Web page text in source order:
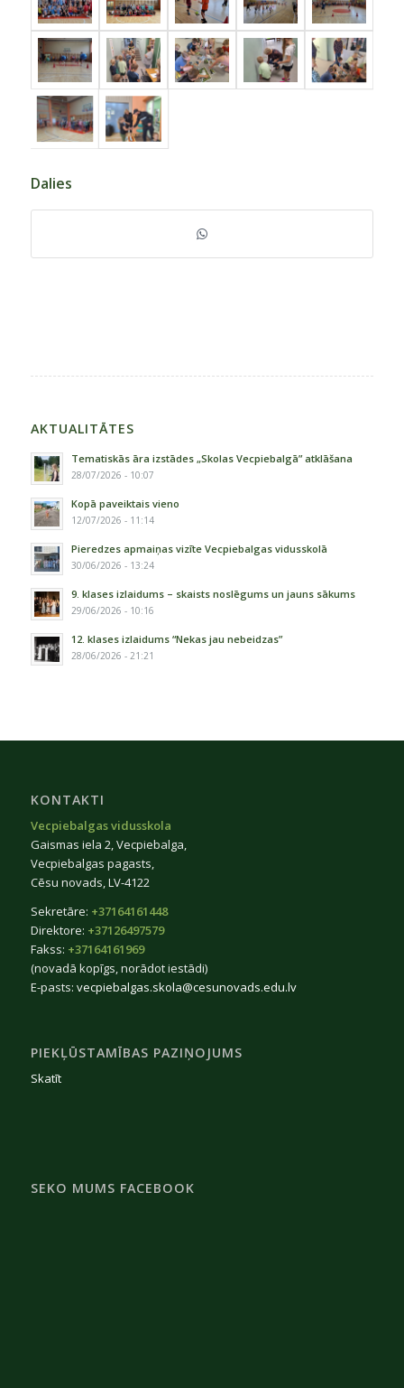
Dalies
AKTUALITĀTES
Tematiskās āra izstādes „Skolas Vecpiebalgā” atklāšana
28/07/2026 - 10:07
Kopā paveiktais vieno
12/07/2026 - 11:14
Pieredzes apmaiņas vizīte Vecpiebalgas vidusskolā
30/06/2026 - 13:24
9. klases izlaidums – skaists noslēgums un jauns sākums
29/06/2026 - 10:16
12. klases izlaidums “Nekas jau nebeidzas”
28/06/2026 - 21:21
KONTAKTI
Vecpiebalgas vidusskola
Gaismas iela 2, Vecpiebalga,
Vecpiebalgas pagasts,
Cēsu novads, LV-4122
Sekretāre: +37164161448
Direktore: +37126497579
Fakss: +37164161969
(novadā kopīgs, norādot iestādi)
E-pasts: vecpiebalgas.skola@cesunovads.edu.lv
PIEKĻŪSTAMĪBAS PAZIŅOJUMS
Skatīt
SEKO MUMS FACEBOOK